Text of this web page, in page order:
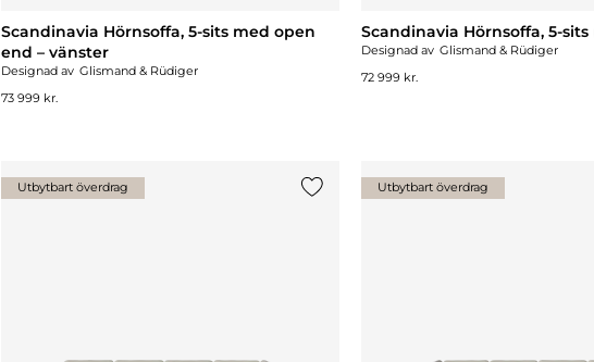
Scandinavia Hörnsoffa, 5-sits med open
end – vänster
Designad av Glismand & Rüdiger
73 999 kr.
Scandinavia Hörnsoffa, 5-sits
Designad av Glismand & Rüdiger
72 999 kr.
Utbytbart överdrag Utbytbart överdrag